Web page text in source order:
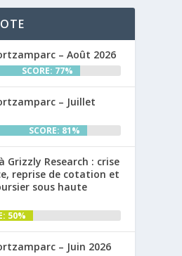
– Août 2026
SCORE: 77%
– Juillet
SCORE: 81%
Grizzly Research : crise
reprise de cotation et
sous haute
50%
– Juin 2026